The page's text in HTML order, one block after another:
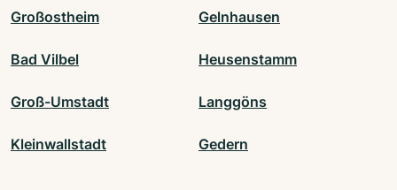
Großostheim Gelnhausen
Bad Vilbel Heusenstamm
Groß-Umstadt Langgöns
Kleinwallstadt Gedern